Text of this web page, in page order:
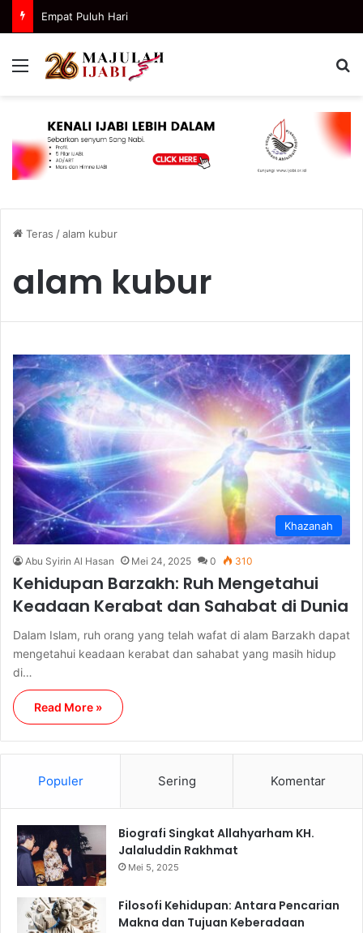
Empat Puluh Hari
Menu
Teras /alam kubur
alam kubur
Khazanah
Abu Syirin Al Hasan Mei 24, 2025 0 310
Kehidupan Barzakh: Ruh Mengetahui
Keadaan Kerabat dan Sahabat di Dunia
Dalam Islam, ruh orang yang telah wafat di alam Barzakh dapat
mengetahui keadaan kerabat dan sahabat yang masih hidup
di…
Read More »
Populer Sering Komentar
Biografi Singkat Allahyarham KH.
Jalaluddin Rakhmat
Mei 5, 2025
Filosofi Kehidupan: Antara Pencarian
Makna dan Tujuan Keberadaan